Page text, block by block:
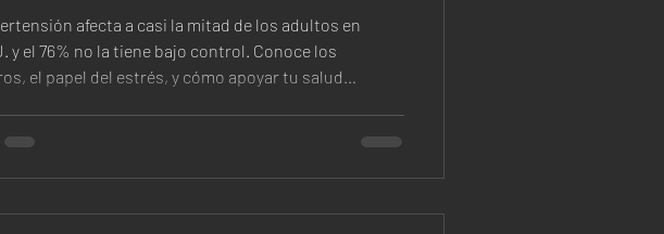
afecta a casi la mitad de los adultos en
y el 76% no la tiene bajo control. Conoce los
el papel del estrés, y cómo apoyar tu salud